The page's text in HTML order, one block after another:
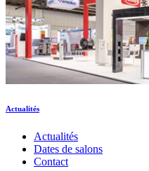
Actualités
Actualités
Dates de salons
Contact